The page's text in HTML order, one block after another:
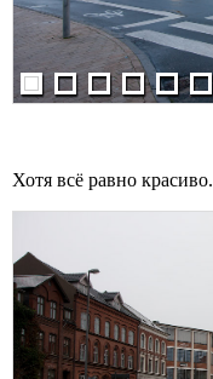
Хотя всё равно красиво.